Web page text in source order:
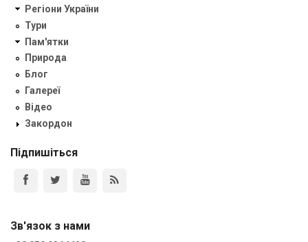
Регіони України
Тури
Пам'ятки
Природа
Блог
Галереї
Відео
Закордон
Підпишіться
Зв'язок з нами